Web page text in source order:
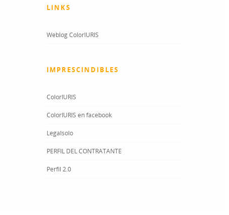
LINKS
Weblog ColorIURIS
IMPRESCINDIBLES
ColorIURIS
ColorIURIS en facebook
Legalsolo
PERFIL DEL CONTRATANTE
Perfil 2.0